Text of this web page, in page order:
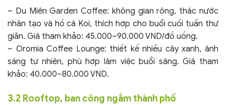
– Du Miên Garden Coffee: không gian rộng, thác nước
nhân tạo và hồ cá Koi, thích hợp cho buổi cuối tuần thư
giãn. Giá tham khảo: 45.000–90.000 VND/đồ uống.
– Oromia Coffee Lounge: thiết kế nhiều cây xanh, ánh
sáng tự nhiên, phù hợp làm việc buổi sáng. Giá tham
khảo: 40.000–80.000 VND.
3.2 Rooftop, ban công ngắm thành phố